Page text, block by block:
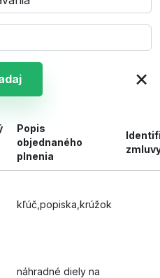
×
Popis
objednaného
plnenia
kľúč,popiska,krúžok
náhradné diely na